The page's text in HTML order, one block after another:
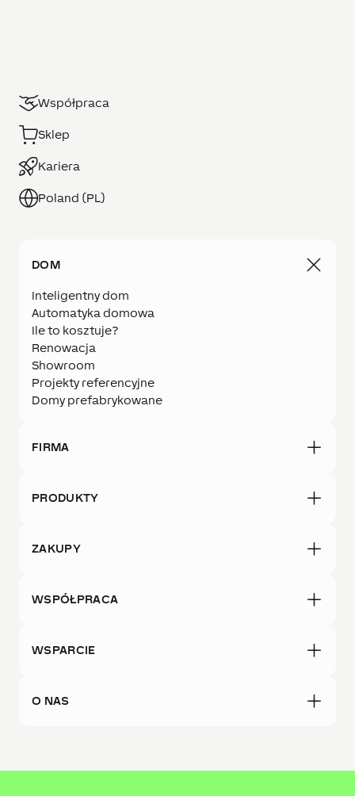
Współpraca
Sklep
Kariera
Poland (PL)
DOM
Inteligentny dom
Automatyka domowa
Ile to kosztuje?
Renowacja
Showroom
Projekty referencyjne
Domy prefabrykowane
FIRMA
PRODUKTY
ZAKUPY
WSPÓŁPRACA
WSPARCIE
O NAS